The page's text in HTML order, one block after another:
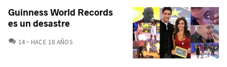
Guinness World Records
es un desastre
14 COMENTARIOS
HACE 18 AÑOS